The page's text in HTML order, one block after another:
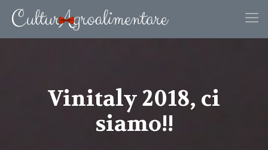
Vinitaly 2018, ci
siamo!!